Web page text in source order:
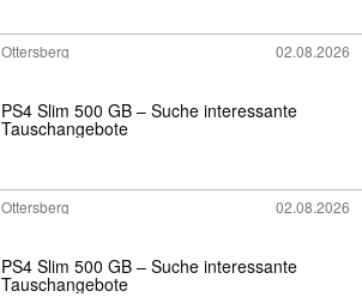
Ottersberg 02.08.2026
PS4 Slim 500 GB – Suche interessante
Tauschangebote
Ottersberg 02.08.2026
PS4 Slim 500 GB – Suche interessante
Tauschangebote